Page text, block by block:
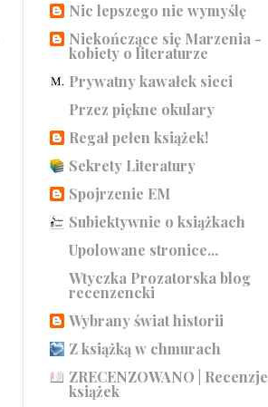
Nic lepszego nie wymyślę
Niekończące się Marzenia -
kobiety o literaturze
Prywatny kawałek sieci
Przez piękne okulary
Regał pełen książek!
Sekrety Literatury
Spojrzenie EM
Subiektywnie o książkach
Upolowane stronice...
Wtyczka Prozatorska blog
recenzencki
Wybrany świat historii
Z książką w chmurach
ZRECENZOWANO | Recenzje
książek